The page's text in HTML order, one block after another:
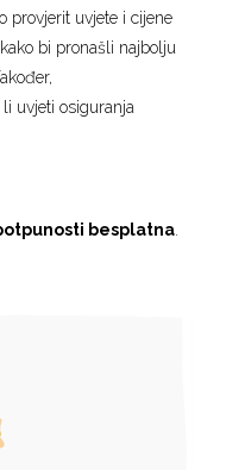
provjerit uvjete i cijene
bi pronašli najbolju
uvjeti osiguranja
besplatna